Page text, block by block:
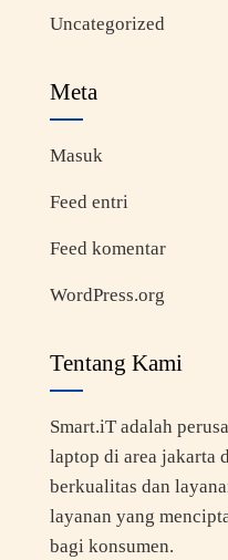
Uncategorized
Meta
Masuk
Feed entri
Feed komentar
WordPress.org
Tentang Kami
Smart.iT adalah
laptop di area jakarta
berkualitas dan
layanan yang
bagi konsumen.